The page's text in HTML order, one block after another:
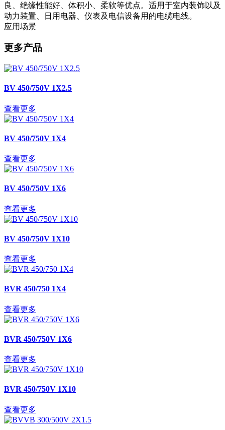
良、绝缘性能好、体积小、柔软等优点。适用于室内装饰以及
动力装置、日用电器、仪表及电信设备用的电缆电线。
应用场景
更多产品
BV 450/750V 1X2.5
查看更多
BV 450/750V 1X4
查看更多
BV 450/750V 1X6
查看更多
BV 450/750V 1X10
查看更多
BVR 450/750 1X4
查看更多
BVR 450/750V 1X6
查看更多
BVR 450/750V 1X10
查看更多